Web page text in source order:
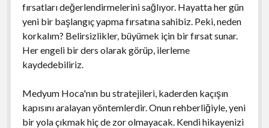
fırsatları değerlendirmelerini sağlıyor. Hayatta her gün
yeni bir başlangıç yapma fırsatına sahibiz. Peki, neden
korkalım? Belirsizlikler, büyümek için bir fırsat sunar.
Her engeli bir ders olarak görüp, ilerleme
kaydedebiliriz.
Medyum Hoca'nın bu stratejileri, kaderden kaçışın
kapısını aralayan yöntemlerdir. Onun rehberliğiyle, yeni
bir yola çıkmak hiç de zor olmayacak. Kendi hikayenizi